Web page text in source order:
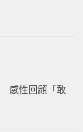
感性回顧「敢